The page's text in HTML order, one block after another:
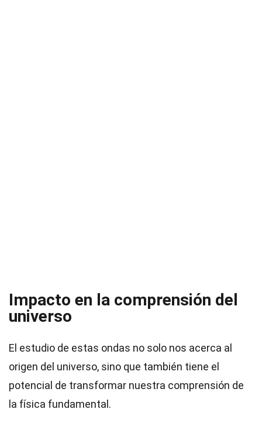
Impacto en la comprensión del
universo
El estudio de estas ondas no solo nos acerca al
origen del universo, sino que también tiene el
potencial de transformar nuestra comprensión de
la física fundamental.